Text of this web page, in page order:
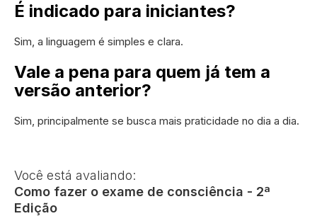
É indicado para iniciantes?
Sim, a linguagem é simples e clara.
Vale a pena para quem já tem a
versão anterior?
Sim, principalmente se busca mais praticidade no dia a dia.
Você está avaliando:
Como fazer o exame de consciência - 2ª
Edição